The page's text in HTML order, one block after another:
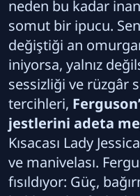
neden bu kadar
somut bir ipucu.
değiştiği an
iniyorsa, yalnız
sessizliği ve rüzgâr
tercihleri,
jestlerini adeta
Kısacası Lady
ve manivelası.
fısıldıyor: Güç,